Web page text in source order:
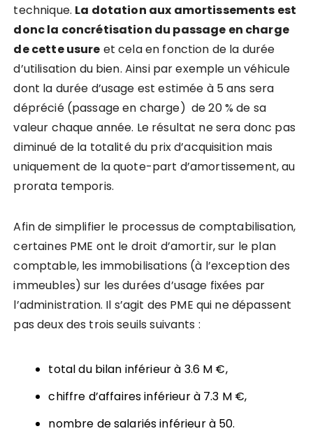
technique. La dotation aux amortissements est
donc la concrétisation du passage en charge
de cette usure et cela en fonction de la durée
d’utilisation du bien. Ainsi par exemple un véhicule
dont la durée d’usage est estimée à 5 ans sera
déprécié (passage en charge) de 20 % de sa
valeur chaque année. Le résultat ne sera donc pas
diminué de la totalité du prix d’acquisition mais
uniquement de la quote-part d’amortissement, au
prorata temporis.
Afin de simplifier le processus de comptabilisation,
certaines PME ont le droit d’amortir, sur le plan
comptable, les immobilisations (à l’exception des
immeubles) sur les durées d’usage fixées par
l’administration. Il s’agit des PME qui ne dépassent
pas deux des trois seuils suivants :
total du bilan inférieur à 3.6 M €,
chiffre d’affaires inférieur à 7.3 M €,
nombre de salariés inférieur à 50.